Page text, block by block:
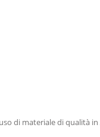
di materiale di qualità in